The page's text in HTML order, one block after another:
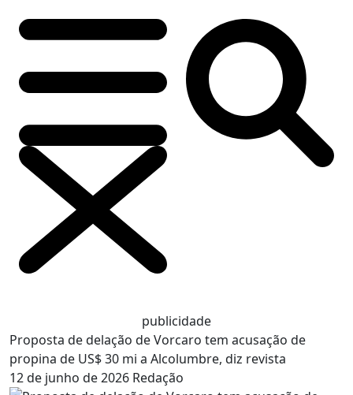
publicidade
Proposta de delação de Vorcaro tem acusação de
propina de US$ 30 mi a Alcolumbre, diz revista
12 de junho de 2026 Redação